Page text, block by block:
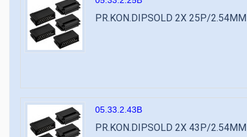
PR.KON.DIPSOLD 2X 25P/2.54MM
05.33.2.43B
PR.KON.DIPSOLD 2X 43P/2.54MM